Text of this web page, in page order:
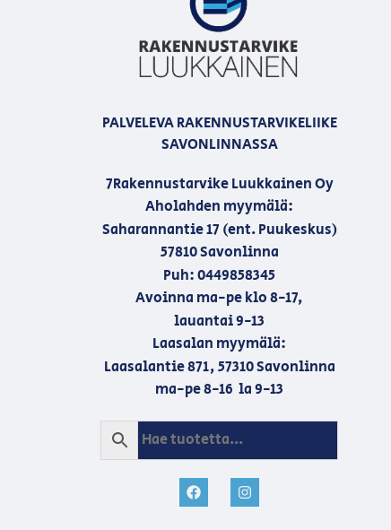
PALVELEVA RAKENNUSTARVIKELIIKE
SAVONLINNASSA
7Rakennustarvike Luukkainen Oy
Aholahden myymälä:
Saharannantie 17 (ent. Puukeskus)
57810 Savonlinna
Puh: 0449858345
Avoinna ma-pe klo 8-17,
lauantai 9-13
Laasalan myymälä:
Laasalantie 871, 57310 Savonlinna
ma-pe 8-16 la 9-13